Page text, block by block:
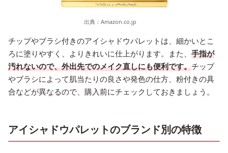
出典： Amazon.co.jp
チップやブラシ付きのアイシャドウパレットは、細かいとこ
ろに塗りやすく、よりきれいに仕上がります。また、 手指が
汚れないので、外出先でのメイク直しにも便利です。チップ
やブラシによって肌当たりの良さや発色の仕方、粉付きの具
合などが異なるので、購入前にチェックしておきましょう。
アイシャドウパレットのブランド別の特徴